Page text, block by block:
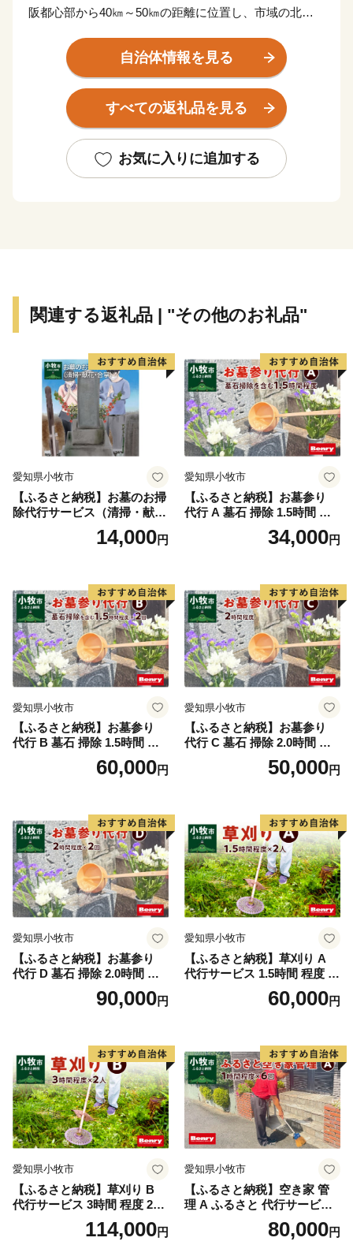
阪都心部から40㎞～50㎞の距離に位置し、市域の北西
市、そして南東は和歌山県岩出市、紀の川市と接してい
ます。市域は南北約11㎞、東西約8㎞の広がりをみせ、
面積は48.98㎢であり、市域に関西国際空港の約1/3を含
みます。
地形は、山地部、丘陵部、平地部および臨海部からな
り、南部の山地部には低い山々が連なる和泉山脈があ
る事業所が集積し、岡田と樽井にある漁港では大阪湾で
SENNAN LONG PARK（泉南ロングパーク）を設け、
にぎわいを創出し、レクリエーションゾーンとして再生
させ、泉南市のまちづくりの拠点とすることをめざして
います。
自治体情報を見る
すべての返礼品を見る
お気に入りに追加する
関連する返礼品 | "その他のお礼品"
愛知県小牧市
【ふるさと納税】お墓のお掃
除代行サービス（清掃・献
14,000円
愛知県小牧市
【ふるさと納税】お墓参り
代行 A 墓石 掃除 1.5時間 程
度 お参り 献花 献香 雑草 除
去 処分 草抜き 清掃 お手入れ
石 デザイン墓石 愛知県 小牧
市
34,000円
愛知県小牧市
【ふるさと納税】お墓参り
代行 B 墓石 掃除 1.5時間 程
度 × 2回 お参り 献花 献香 雑
草 除去 処分 草抜き 清掃 お
洋型墓石 デザイン墓石 愛知
県 小牧市
60,000円
愛知県小牧市
【ふるさと納税】お墓参り
代行 C 墓石 掃除 2.0時間 程
度 お参り 献花 献香 雑草 除
去 処分 草抜き 清掃 お手入れ
石 デザイン墓石 愛知県 小牧
市
50,000円
愛知県小牧市
【ふるさと納税】お墓参り
代行 D 墓石 掃除 2.0時間 程
度 × 2回 お参り 献花 献香 雑
草 除去 処分 草抜き 清掃 お
洋型墓石 デザイン墓石 愛知
県 小牧市
90,000円
愛知県小牧市
【ふるさと納税】草刈り A
代行サービス 1.5時間 程度 2
人作業 伐採 低草木 剪定 ゴミ
拾い 清掃 雑草 除去 除草 作
き小牧味岡店 愛知県 小牧市
60,000円
愛知県小牧市
【ふるさと納税】草刈り B
代行サービス 3時間 程度 2人
作業 伐採 低草木 剪定 ゴミ拾
い 清掃 雑草 除去 除草 作業
114,000円
愛知県小牧市
【ふるさと納税】空き家 管
理 A ふるさと 代行サービス
1時間 程度 × 6回 建物 外部
状況 確認 2ヶ月に1回 雨漏り
80,000円